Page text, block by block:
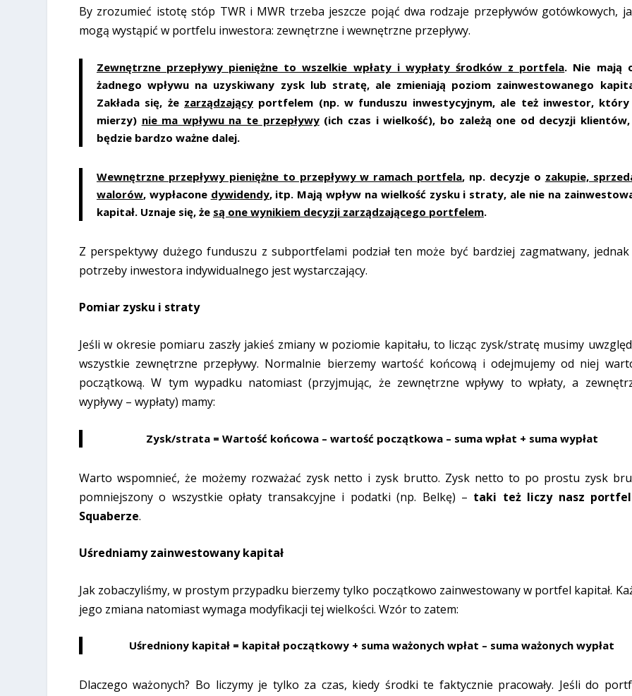
By zrozumieć istotę stóp TWR i MWR trzeba jeszcze pojąć dwa rodzaje przepływów gotówkowych,
mogą wystąpić w portfelu inwestora: zewnętrzne i wewnętrzne przepływy.
Zewnętrzne przepływy pieniężne to wszelkie wpłaty i wypłaty środków z portfela. Nie mają
żadnego wpływu na uzyskiwany zysk lub stratę, ale zmieniają poziom zainwestowanego
Zakłada się, że zarządzający portfelem (np. w funduszu inwestycyjnym, ale też inwestor,
mierzy) nie ma wpływu na te przepływy(ich czas i wielkość), bo zależą one od decyzji
będzie bardzo ważne dalej.
Wewnętrzne przepływy pieniężne to przepływy w ramach portfela, np. decyzje o zakupie,
walorów, wypłacone dywidendy, itp. Mają wpływ na wielkość zysku i straty, ale nie na
kapitał. Uznaje się, że są one wynikiem decyzji zarządzającego portfelem.
Z perspektywy dużego funduszu z subportfelami podział ten może być bardziej zagmatwany,
potrzeby inwestora indywidualnego jest wystarczający.
Pomiar zysku i straty
Jeśli w okresie pomiaru zaszły jakieś zmiany w poziomie kapitału, to licząc zysk/stratę musimy
wszystkie zewnętrzne przepływy. Normalnie bierzemy wartość końcową i odejmujemy od niej
początkową. W tym wypadku natomiast (przyjmując, że zewnętrzne wpływy to wpłaty, a
wypływy – wypłaty) mamy:
Zysk/strata = Wartość końcowa – wartość początkowa – suma wpłat + suma wypłat
Warto wspomnieć, że możemy rozważać zysk netto i zysk brutto. Zysk netto to po prostu zysk
pomniejszony o wszystkie opłaty transakcyjne i podatki (np. Belkę) – taki też liczy nasz
Squaberze.
Uśredniamy zainwestowany kapitał
Jak zobaczyliśmy, w prostym przypadku bierzemy tylko początkowo zainwestowany w portfel kapitał.
jego zmiana natomiast wymaga modyfikacji tej wielkości. Wzór to zatem:
Uśredniony kapitał = kapitał początkowy + suma ważonych wpłat – suma ważonych wypłat
Dlaczego ważonych? Bo liczymy je tylko za czas, kiedy środki te faktycznie pracowały. Jeśli do